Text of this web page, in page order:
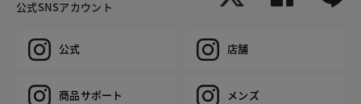
公式SNSアカウント
公式 店舗
商品サポート メンズ